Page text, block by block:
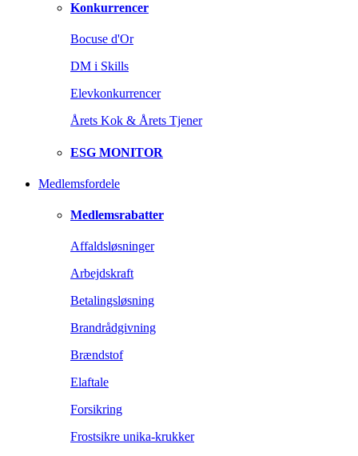
Konkurrencer
Bocuse d'Or
DM i Skills
Elevkonkurrencer
Årets Kok & Årets Tjener
ESG MONITOR
Medlemsfordele
Medlemsrabatter
Affaldsløsninger
Arbejdskraft
Betalingsløsning
Brandrådgivning
Brændstof
Elaftale
Forsikring
Frostsikre unika-krukker